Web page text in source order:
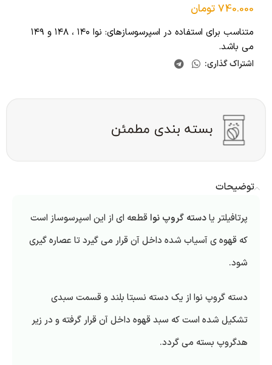
740.000تومان
متناسب برای استفاده در اسپرسوسازهای: نوا ۱۴۰ ، ۱۴۸ و ۱۴۹
می باشد.
اشتراک گذاری:
توضیحات
پرتافیلتر یادسته گروپ نوا قطعه ای از این اسپرسوساز است
که قهوه ی آسیاب شده داخل آن قرار می گیرد تا عصاره گیری
شود.
دسته گروپ نوا از یک دسته نسبتا بلند و قسمت سبدی
تشکیل شده است که سبد قهوه داخل آن قرار گرفته و در زیر
هدگروپ بسته می گردد.